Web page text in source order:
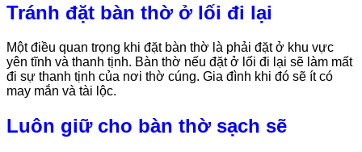
Tránh đặt bàn thờ ở lối đi lại
Một điều quan trọng khi đặt bàn thờ là phải đặt ở khu vực
yên tĩnh và thanh tịnh. Bàn thờ nếu đặt ở lối đi lại sẽ làm mất
đi sự thanh tịnh của nơi thờ cúng. Gia đình khi đó sẽ ít có
may mắn và tài lộc.
Luôn giữ cho bàn thờ sạch sẽ